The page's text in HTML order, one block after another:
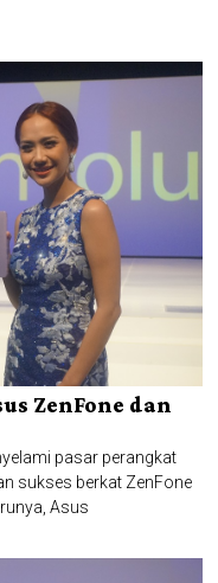
ZenFone dan
pasar perangkat
sukses berkat ZenFone
Asus